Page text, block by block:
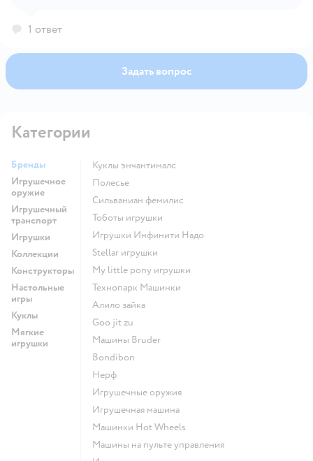
1 ответ
Задать вопрос
Категории
Бренды
Игрушечное
оружие
Игрушечный
транспорт
Игрушки
Коллекции
Конструкторы
Настольные
игры
Куклы
Мягкие
игрушки
Куклы энчантималс
Полесье
Сильваниан фемилис
Тоботы игрушки
Игрушки Инфинити Надо
Stellar игрушки
my little pony игрушки
Технопарк Машинки
Алило зайка
Goo jit zu
Машины Bruder
Bondibon
Нерф
Игрушечные оружия
Игрушечная машина
Машинки Hot Wheels
Машины на пульте управления